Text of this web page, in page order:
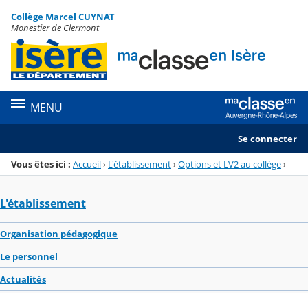
Menu de la rubrique
Contenu
Collège Marcel CUYNAT
Monestier de Clermont
MENU
Se connecter
Vous êtes ici : Accueil› L'établissement›Options et LV2 au collège›
L'établissement
Organisation pédagogique
Le personnel
Actualités